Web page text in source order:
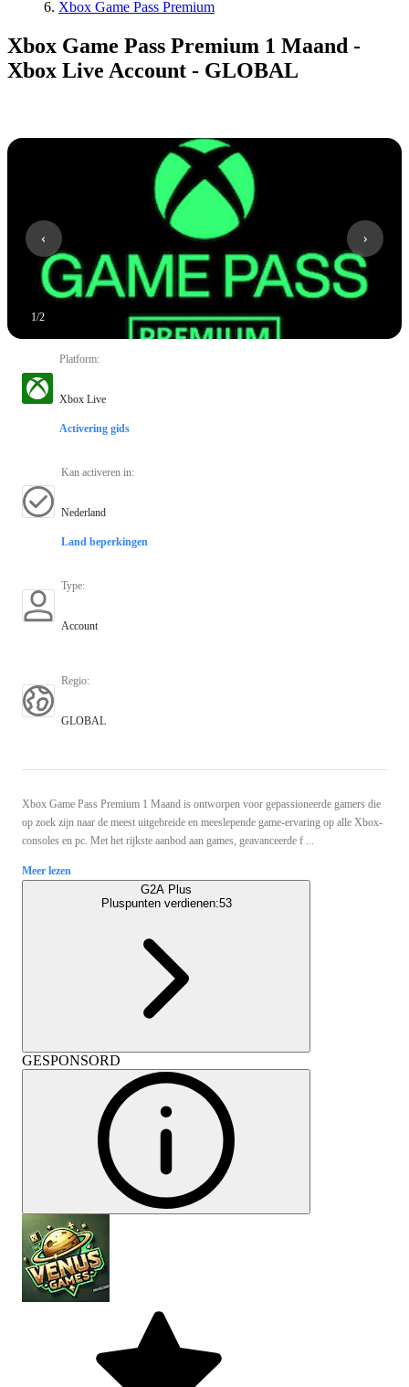
Xbox Game Pass Premium
Xbox Game Pass Premium 1 Maand -
Xbox Live Account - GLOBAL
1/2
Platform:
Xbox Live
Activering gids
Kan activeren in:
Nederland
Land beperkingen
Type:
Account
Regio:
GLOBAL
Xbox Game Pass Premium 1 Maand is ontworpen voor gepassioneerde gamers die
op zoek zijn naar de meest uitgebreide en meeslepende game-ervaring op alle Xbox-
consoles en pc. Met het rijkste aanbod aan games, geavanceerde f ...
Meer lezen
G2A Plus
Pluspunten verdienen:53
GESPONSORD